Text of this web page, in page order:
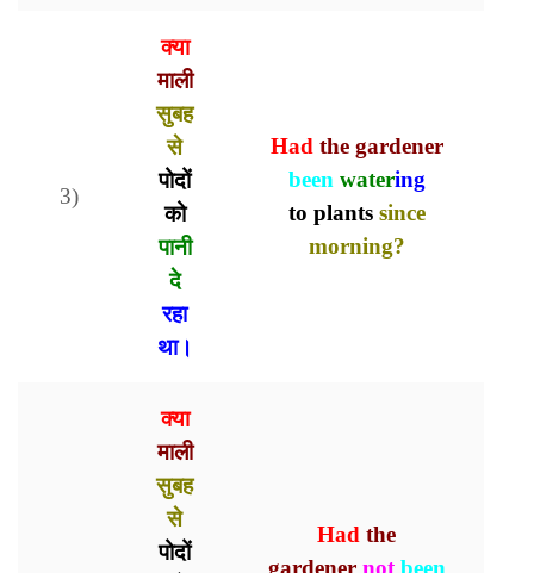
3)
क्या
माली
सुबह
से
पोदों
को
पानी
दे
रहा
था।
Had the gardener
been watering
to plants since
morning?
क्या
माली
सुबह
से
पोदों
Had the
gardener not been